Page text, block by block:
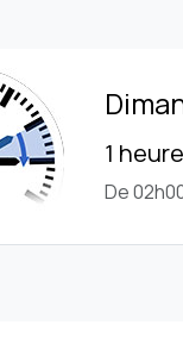
1
De